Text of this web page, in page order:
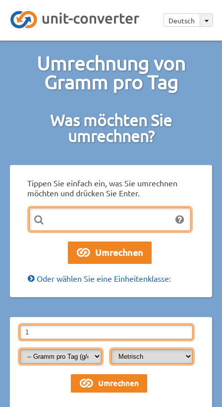
Deutsch
Umrechnung von
Gramm pro Tag
Was möchten Sie
umrechnen?
Tippen Sie einfach ein, was Sie umrechnen
möchten und drücken Sie Enter.
Oder wählen Sie eine Einheitenklasse: